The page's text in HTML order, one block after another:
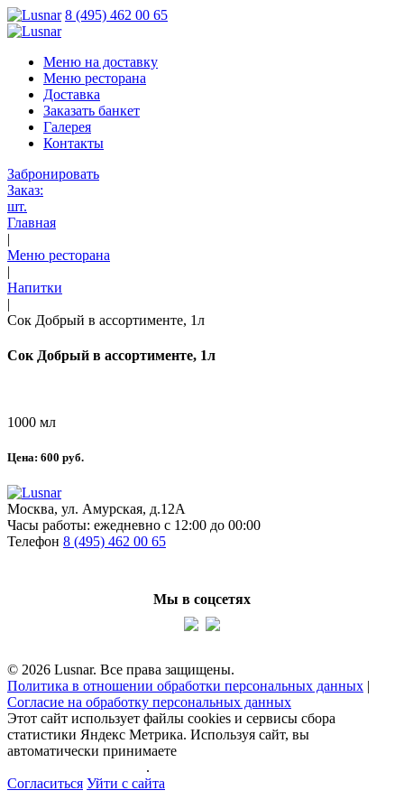
8 (495) 462 00 65
Меню на доставку
Меню ресторана
Доставка
Заказать банкет
Галерея
Контакты
Забронировать
Заказ:
шт.
Главная
|
Меню ресторана
|
Напитки
|
Сок Добрый в ассортименте, 1л
Сок Добрый в ассортименте, 1л
1000 мл
Цена: 600 руб.
Москва, ул. Амурская, д.12А
Часы работы: ежедневно с 12:00 до 00:00
Телефон 8 (495) 462 00 65
Мы в соцсетях
© 2026 Lusnar. Все права защищены.
Политика в отношении обработки персональных данных |
Согласие на обработку персональных данных
Этот сайт использует файлы cookies и сервисы сбора
статистики Яндекс Метрика. Используя сайт, вы
автоматически принимаете
.
Согласиться Уйти с сайта